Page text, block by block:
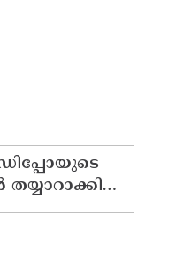
എം എൽ എ